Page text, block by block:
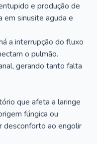
e produção de
em sinusite aguda e
a interrupção do fluxo
o pulmão.
gerando tanto falta
que afeta a laringe
fúngica ou
desconforto ao engolir